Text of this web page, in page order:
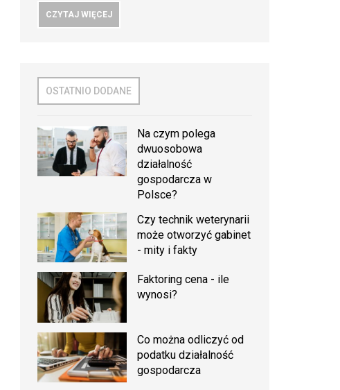
CZYTAJ WIĘCEJ
OSTATNIO DODANE
Na czym polega
dwuosobowa
działalność
gospodarcza w
Polsce?
Czy technik weterynarii
może otworzyć gabinet
- mity i fakty
Faktoring cena - ile
wynosi?
Co można odliczyć od
podatku działalność
gospodarcza